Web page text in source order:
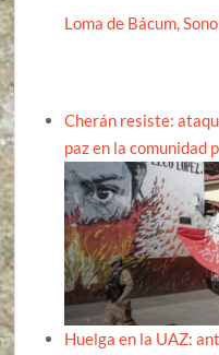
Loma de Bácum,
Cherán resiste:
paz en la comunidad
Huelga en la UAZ: